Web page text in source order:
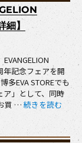
】
年記念フェアを開
多EVA STOREでも
ア」として、同時
買 … “【お知らせ：
続きを読む